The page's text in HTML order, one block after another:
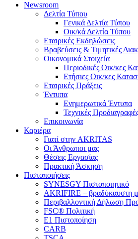
Newsroom
Δελτία Τύπου
Γενικά Δελτία Τύπου
Οικ/κά Δελτία Τύπου
Εταιρικές Εκδηλώσεις
Βραβεύσεις & Τιμητικές
Οικονομικά Στοιχεία
Περιοδικές Οικ/κες
Ετήσιες Οικ/κες
Εταιρικές Πράξεις
Έντυπα
Ενημερωτικά Έντυπα
Τεχνικές
Επικοινωνία
Καριέρα
Γιατί στην AKRITAS
Οι Άνθρωποι μας
Θέσεις Εργασίας
Πρακτική Άσκηση
Πιστοποιήσεις
SYNESGY Πιστοποιητικό
AKRIFIRE – βραδύκαυστη
Περιβαλλοντική Δήλωση
FSC® Πολιτική
E1 Πιστοποίηση
CARB